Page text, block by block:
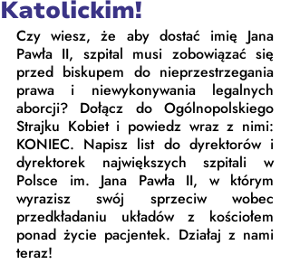
Katolickim!
Czy wiesz, że aby dostać imię Jana
Pawła II, szpital musi zobowiązać się
przed biskupem do nieprzestrzegania
prawa i niewykonywania legalnych
aborcji? Dołącz do Ogólnopolskiego
Strajku Kobiet i powiedz wraz z nimi:
KONIEC. Napisz list do dyrektorów i
dyrektorek największych szpitali w
Polsce im. Jana Pawła II, w którym
wyrazisz swój sprzeciw wobec
przedkładaniu układów z kościołem
ponad życie pacjentek. Działaj z nami
teraz!